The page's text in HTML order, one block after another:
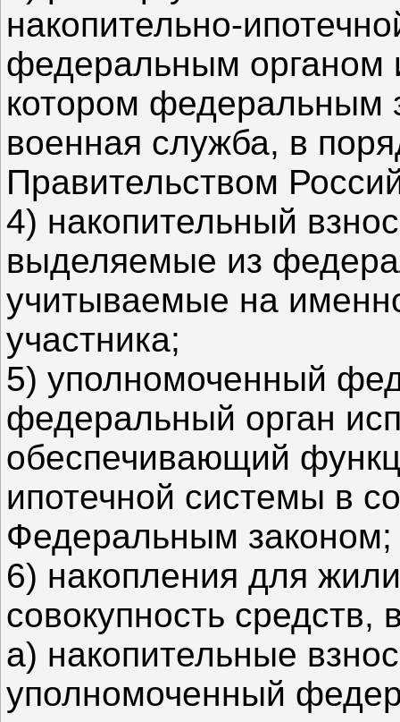
накопительно-
федеральным органом
котором федеральным
военная служба, в
Правительством
4) накопительный
выделяемые из
учитываемые на
участника;
5) уполномоченный
федеральный орган
обеспечивающий
ипотечной системы в
Федеральным законом;
6) накопления для
совокупность
а) накопительные
уполномоченный